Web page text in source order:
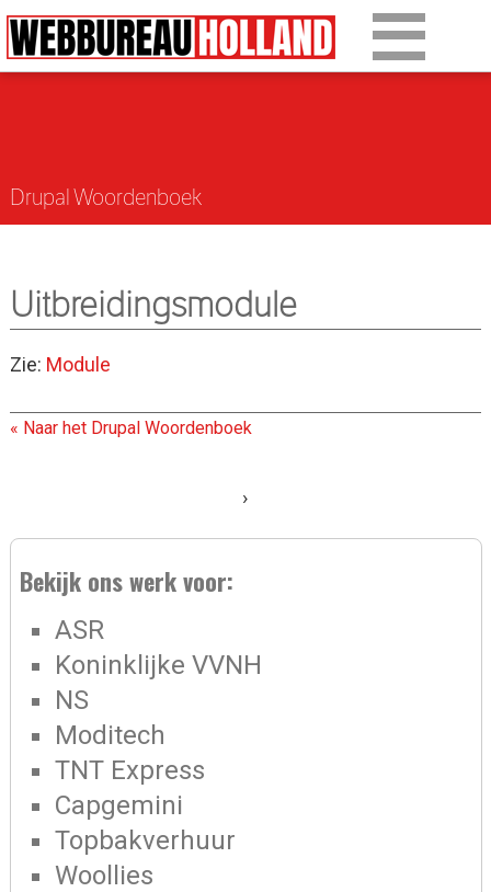
Drupal Woordenboek
Artikelen
Contact
Uitbreidingsmodule
Zie: Module
« Naar het Drupal Woordenboek
›
Bekijk ons werk voor:
ASR
Koninklijke VVNH
NS
Moditech
TNT Express
Capgemini
Topbakverhuur
Woollies